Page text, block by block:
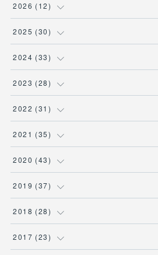
2026 (12)
(3)
(1)
(2)
( 1 )
2025 (30)
(5)
(3)
(2 )
( 4)
(4)
2024 (33)
(5)
(1 )
(2)
( 6 )
2023 (28)
(3 )
(2)
(2)
(3)
2022 (31 )
(1)
(3)
(3)
(2 )
2021 (35)
(1)
(4)
(1)
(1 )
2020 (43)
(3)
(4)
(3)
2019 (37)
(4)
(5)
2018 (28)
(1)
2017 (23)